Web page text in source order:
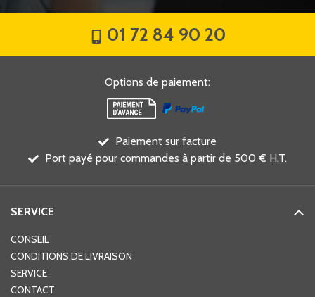
01 72 84 90 20
Options de paiement:
Paiement sur facture
Port payé pour commandes à partir de 500 € H.T.
SERVICE
CONSEIL
CONDITIONS DE LIVRAISON
SERVICE
CONTACT